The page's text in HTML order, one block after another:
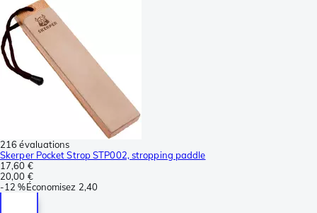
216 évaluations
Skerper Pocket Strop STP002, stropping paddle
17,60 €
20,00 €
-12 %Économisez 2,40